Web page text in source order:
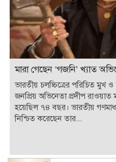
মারা গেছেন ‘গজনি’ খ্যাত
ভারতীয় চলচ্চিত্রের পরিচিত মুখ ও
জনপ্রিয় অভিনেতা প্রদীপ
হয়েছিল ৭৪ বছর। ভারতীয়
নিশ্চিত করেছেন তার...